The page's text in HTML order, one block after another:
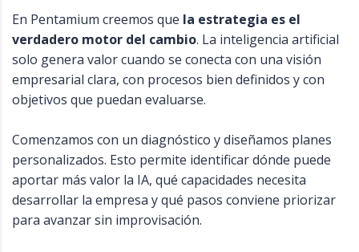
En Pentamium creemos que la estrategia es el
verdadero motor del cambio. La inteligencia artificial
solo genera valor cuando se conecta con una visión
empresarial clara, con procesos bien definidos y con
objetivos que puedan evaluarse.
Comenzamos con un diagnóstico y diseñamos planes
personalizados. Esto permite identificar dónde puede
aportar más valor la IA, qué capacidades necesita
desarrollar la empresa y qué pasos conviene priorizar
para avanzar sin improvisación.